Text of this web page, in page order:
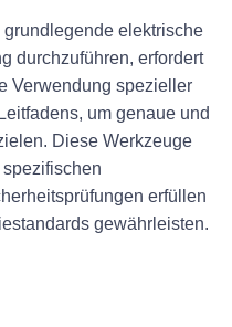
elektrische
durchzuführen, erfordert
Verwendung spezieller
um genaue und
Diese Werkzeuge
erfüllen
gewährleisten.